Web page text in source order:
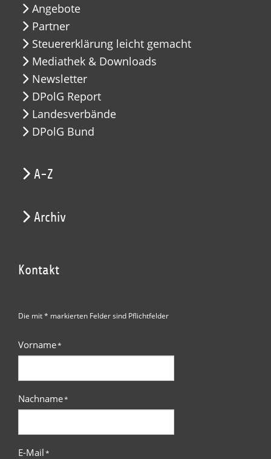
Angebote
Partner
Steuererklärung leicht gemacht
Mediathek & Downloads
Newsletter
DPolG Report
Landesverbände
DPolG Bund
A-Z
Archiv
Kontakt
Die mit * markierten Felder sind Pflichtfelder
Vorname*
Nachname*
E-Mail*